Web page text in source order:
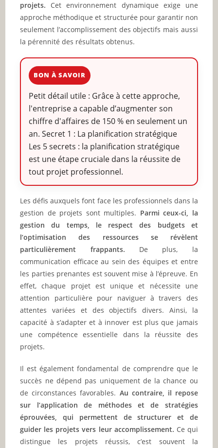
projets. Cet environnement dynamique exige une
approche méthodique et structurée pour garantir non
seulement l’accomplissement des objectifs mais aussi
la pérennité des résultats obtenus.
BON À SAVOIR
Petit détail utile : Grâce à cette approche,
l'entreprise a capable d’augmenter son
chiffre d'affaires de 150 % en seulement un
an. Secret 1 : La planification stratégique
Les 5 secrets : la planification stratégique
est une étape cruciale dans la réussite de
tout projet professionnel.
Les défis auxquels font face les professionnels dans la
gestion de projets sont multiples. Parmi ceux-ci, la
gestion du temps, le respect des budgets et
l’optimisation des ressources se révèlent
particulièrement frappants. De plus, la
communication efficace au sein des équipes et entre
les parties prenantes est souvent mise à l’épreuve. En
effet, chaque projet est unique et nécessite une
attention particulière pour naviguer à travers des
attentes variées et des objectifs divers. Ainsi, la
capacité à s’adapter et à innover est plus que jamais
une compétence essentielle dans la réussite des
projets.
Il est également fondamental de comprendre que le
succès ne dépend pas uniquement de la chance ou
de circonstances favorables. Au contraire, il repose
sur l’application de méthodes et de stratégies
éprouvées, qui permettent de structurer et de
guider les projets vers leur accomplissement. Ce qui
distingue les projets réussis, c’est souvent la